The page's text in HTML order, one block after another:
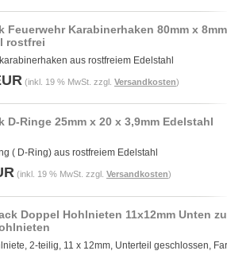
Feuerwehr Karabinerhaken 80mm x 8mm
rostfrei
aus rostfreiem Edelstahl
(inkl. 19 % MwSt. zzgl. Versandkosten)
D-Ringe 25mm x 20 x 3,9mm Edelstahl
( D-Ring) aus rostfreiem Edelstahl
(inkl. 19 % MwSt. zzgl. Versandkosten)
Doppel Hohlnieten 11x12mm Unten zu
2-teilig, 11 x 12mm, Unterteil geschlossen,